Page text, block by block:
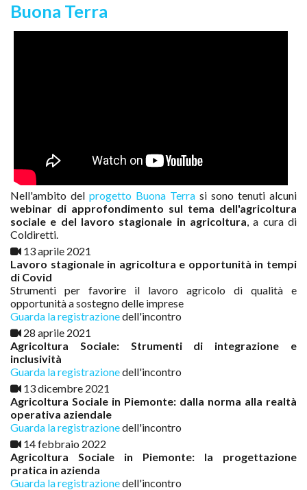
Buona Terra
Nell'ambito del progetto Buona Terra si sono tenuti alcuni
webinar di approfondimento sul tema dell'agricoltura
sociale e del lavoro stagionale in agricoltura, a cura di
Coldiretti.
13 aprile 2021
Lavoro stagionale in agricoltura e opportunità in tempi
di Covid
Strumenti per favorire il lavoro agricolo di qualità e
opportunità a sostegno delle imprese
Guarda la registrazionedell'incontro
28 aprile 2021
Agricoltura Sociale: Strumenti di integrazione e
inclusività
Guarda la registrazionedell'incontro
13 dicembre 2021
Agricoltura Sociale in Piemonte: dalla norma alla realtà
operativa aziendale
Guarda la registrazionedell'incontro
14 febbraio 2022
Agricoltura Sociale in Piemonte: la progettazione
pratica in azienda
Guarda la registrazionedell'incontro